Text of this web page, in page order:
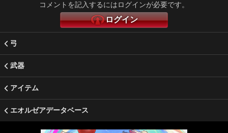
コメントを記入するにはログインが必要です。
ログイン
弓
武器
アイテム
エオルゼアデータベース